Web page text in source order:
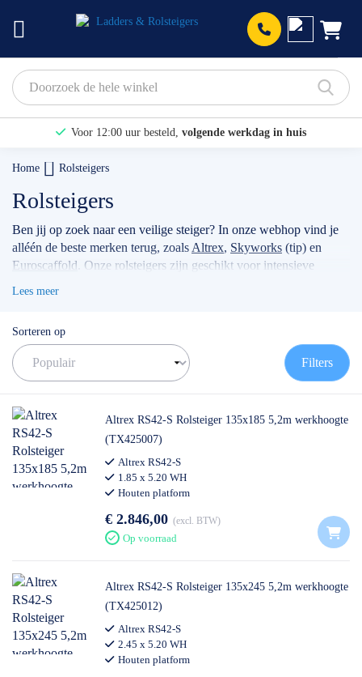
Voor 12:00 uur besteld, volgende werkdag in huis
Home Rolsteigers
Rolsteigers
Ben jij op zoek naar een veilige steiger? In onze webhop vind je
alléén de beste merken terug, zoals Altrex, Skyworks (tip) en
Euroscaffold . Onze rolsteigers zijn geschikt voor intensieve
volgens de actuele norm te werken met de
voorloopleuning
TIP: maak gebruik van onze filters om snel
de juiste rolsteiger te vinden!
✅Vrijblijvende offerteop maat
✅ Contact:
0511- 40 25 64, of
Lees meer
Sorteren op
Filters
Altrex RS42-S Rolsteiger 135x185 5,2m werkhoogte
(TX425007)
Altrex RS42-S
1.85 x 5.20 WH
Houten platform
€ 2.846,00 excl. BTW
Op voorraad
Altrex RS42-S Rolsteiger 135x245 5,2m werkhoogte
(TX425012)
Altrex RS42-S
2.45 x 5.20 WH
Houten platform